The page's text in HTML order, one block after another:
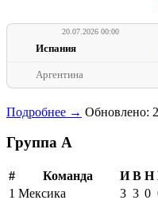
20.07.2026 00:00
Испания
Аргентина
Подробнее → Обновлено:
Группа A
# Команда И В Н
1 Мексика 3 3 0